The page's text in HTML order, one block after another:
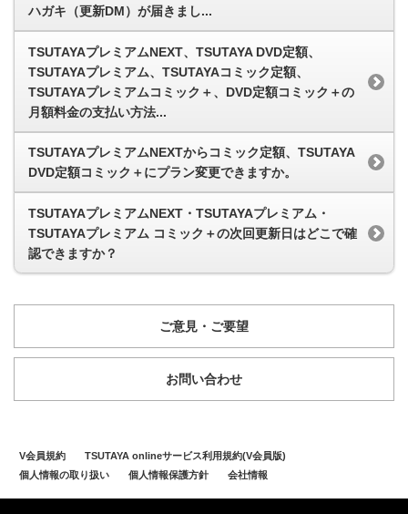
ハガキ（更新DM）が届きまし...
TSUTAYAプレミアムNEXT、TSUTAYA DVD定額、
TSUTAYAプレミアム、TSUTAYAコミック定額、
TSUTAYAプレミアムコミック＋、DVD定額コミック＋の
月額料金の支払い方法...
TSUTAYAプレミアムNEXTからコミック定額、TSUTAYA
DVD定額コミック＋にプラン変更できますか。
TSUTAYAプレミアムNEXT・TSUTAYAプレミアム・
TSUTAYAプレミアム コミック＋の次回更新日はどこで確
認できますか？
ご意見・ご要望
お問い合わせ
V会員規約
TSUTAYA onlineサービス利用規約(V会員版)
個人情報の取り扱い
個人情報保護方針 会社情報